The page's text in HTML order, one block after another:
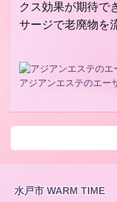
クス効果が期待で
サージで老廃物を
アジアンエステのエー
水戸市 WARM TIME